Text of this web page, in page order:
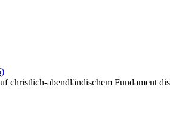
christlich-abendländischem Fundament